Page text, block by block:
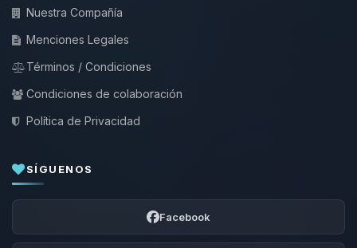
Nuestra Compañía
Menciones Legales
Términos / Condiciones
Condiciones de colaboración
Política de Privacidad
SÍGUENOS
Facebook